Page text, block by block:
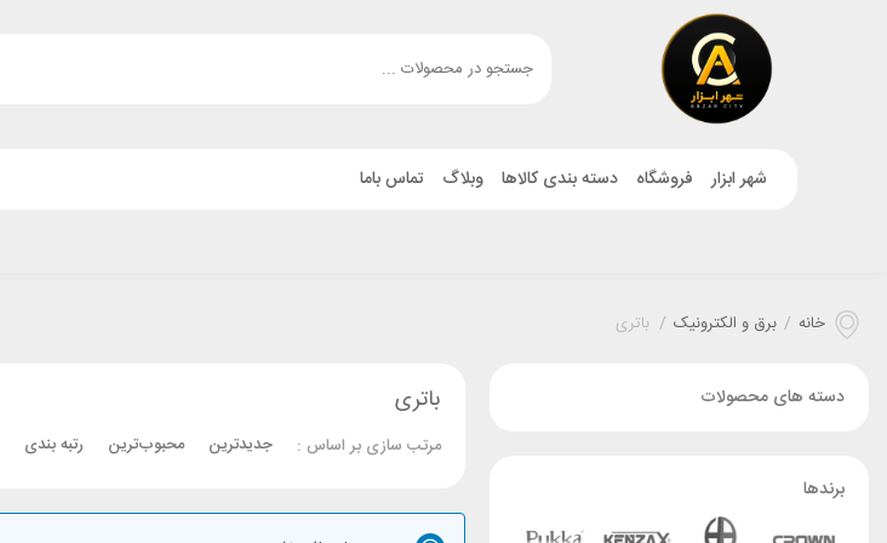
شهر ابزار فروشگاه دسته بندی کالاها وبلاگ تماس باما
خانه / برق و الکترونیک / باتری
باتری
مرتب سازی بر اساس : جدیدترین محبوب‌ترین رتبه بندی
دسته های محصولات
برندها